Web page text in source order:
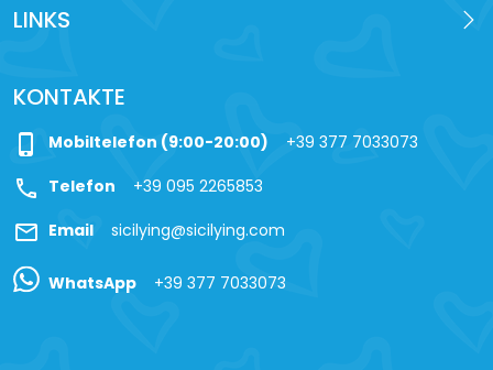
LINKS
KONTAKTE
phone_iphone Mobiltelefon (9:00-20:00) +39 377 7033073
call Telefon +39 095 2265853
mail Email sicilying@sicilying.com
WhatsApp +39 377 7033073